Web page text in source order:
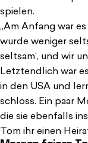
spielen.
„Am Anfang war
wurde weniger
seltsam‘, und wir
Letztendlich war
in den USA und
schloss. Ein paar
die sie ebenfalls
Tom ihr einen